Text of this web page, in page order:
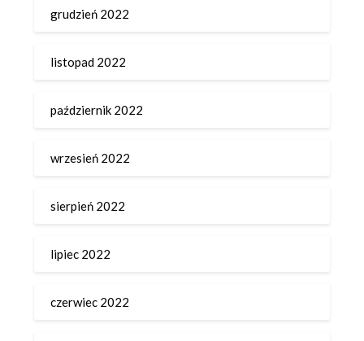
grudzień 2022
listopad 2022
październik 2022
wrzesień 2022
sierpień 2022
lipiec 2022
czerwiec 2022